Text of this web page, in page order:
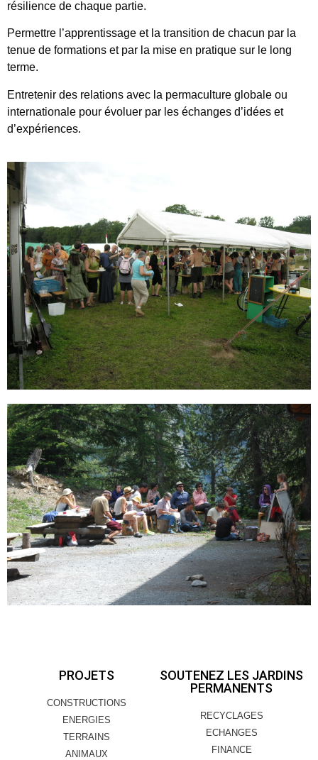
résilience de chaque partie.
Permettre l’apprentissage et la transition de chacun par la
tenue de formations et par la mise en pratique sur le long
terme.
Entretenir des relations avec la permaculture globale ou
internationale pour évoluer par les échanges d’idées et
d’expériences.
PROJETS
CONSTRUCTIONS
ENERGIES
TERRAINS
ANIMAUX
SOUTENEZ LES JARDINS
PERMANENTS
RECYCLAGES
ECHANGES
FINANCE